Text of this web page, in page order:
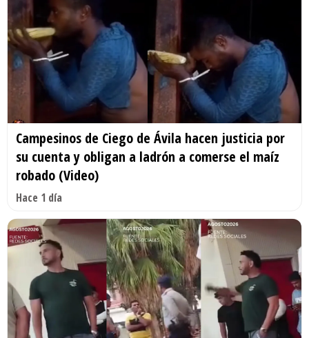
Campesinos de Ciego de Ávila hacen justicia por
su cuenta y obligan a ladrón a comerse el maíz
robado (Video)
Hace 1 día